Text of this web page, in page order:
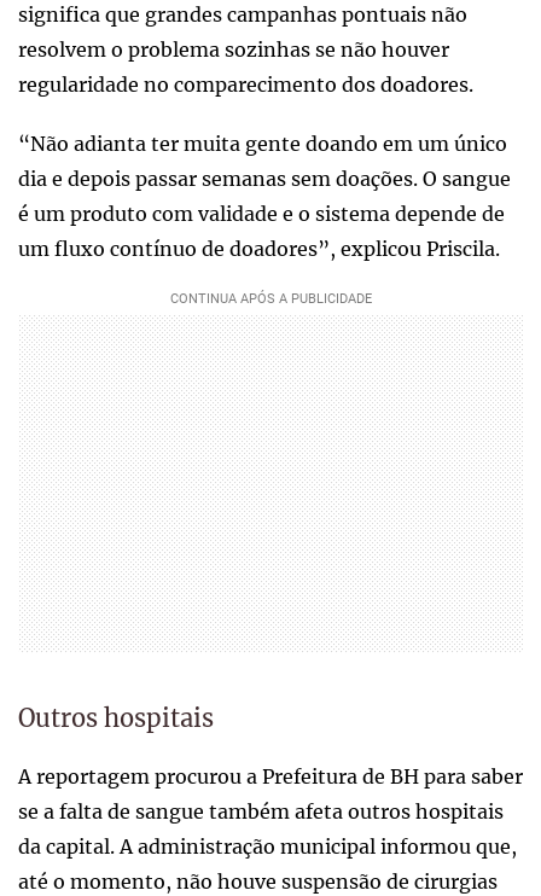
significa que grandes campanhas pontuais não
resolvem o problema sozinhas se não houver
regularidade no comparecimento dos doadores.
“Não adianta ter muita gente doando em um único
dia e depois passar semanas sem doações. O sangue
é um produto com validade e o sistema depende de
um fluxo contínuo de doadores”, explicou Priscila.
Outros hospitais
A reportagem procurou a Prefeitura de BH para saber
se a falta de sangue também afeta outros hospitais
da capital. A administração municipal informou que,
até o momento, não houve suspensão de cirurgias